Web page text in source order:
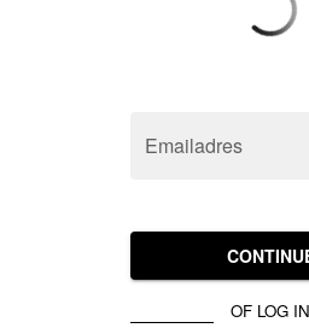
Emailadres
OF LOG IN